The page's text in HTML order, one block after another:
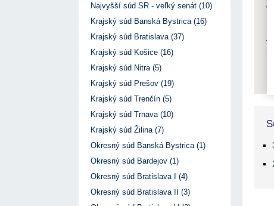
Týždenný súhrn výstupov ÚVO za 27. týždeň
17. 7. 2026
Úrad pre verejné obstarávanie
Zelené obstarávanie naráža na bariéry aj obavy
8. 7. 2026
Úrad pre verejné obstarávanie
Predseda ÚVO prehodnotil rozhodnutia týkajúce sa
konfliktu záujmov
8. 7. 2026
Úrad pre verejné obstarávanie
prezentáciu kultúr...
22. 1. 2026
Otvorenie výzvy na
Výzva na poskytnutie
Najvyšší súd SR - veľký senát (10)
Krajský súd Banská Bystrica (16)
Krajský súd Bratislava (37)
Krajský súd Košice (16)
Krajský súd Nitra (5)
Krajský súd Prešov (19)
Krajský súd Trenčín (5)
Krajský súd Trnava (10)
Krajský súd Žilina (7)
Okresný súd Banská Bystrica (1)
Okresný súd Bardejov (1)
Okresný súd Bratislava I (4)
Okresný súd Bratislava II (3)